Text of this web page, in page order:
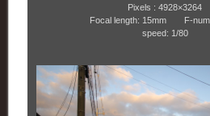
Pixels : 4928×3264
Focal length: 15mm F-
speed: 1/80